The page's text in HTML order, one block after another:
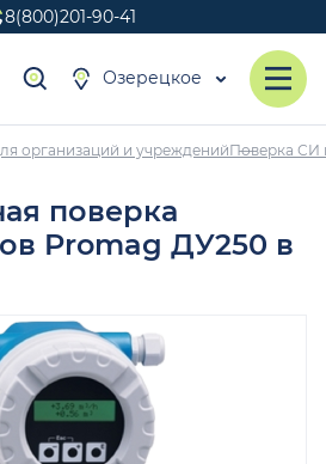
8(800)201-90-41
Озерецкое
организаций и учрежденийПоверка СИ
поверка
Promag ДУ250 в